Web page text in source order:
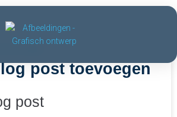
post toevoegen
post